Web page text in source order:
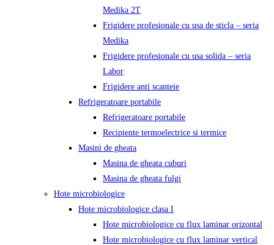
Medika 2T
Frigidere profesionale cu usa de sticla – seria
Medika
Frigidere profesionale cu usa solida – seria
Labor
Frigidere anti scanteie
Refrigeratoare portabile
Refrigeratoare portabile
Recipiente termoelectrice si termice
Masini de gheata
Masina de gheata cuburi
Masina de gheata fulgi
Hote microbiologice
Hote microbiologice clasa I
Hote microbiologice cu flux laminar orizontal
Hote microbiologice cu flux laminar vertical